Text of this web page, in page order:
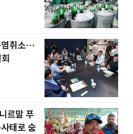
염취소…
르말 푸
태로 숨